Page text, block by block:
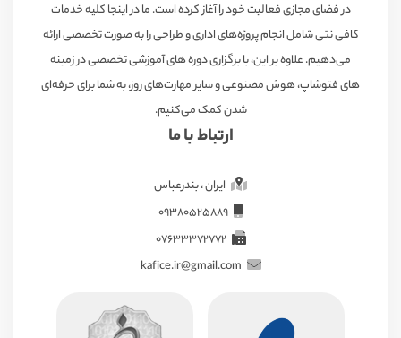
در فضای مجازی فعالیت خود را آغاز کرده است. ما در اینجا کلیه خدمات
کافی نتی شامل انجام پروژه‌های اداری و طراحی را به صورت تخصصی ارائه
می‌دهیم. علاوه بر این، با برگزاری دوره های آموزشی تخصصی در زمینه
های فتوشاپ، هوش مصنوعی و سایر مهارت‌های روز، به شما برای حرفه‌ای
شدن کمک می‌کنیم.
ارتباط با ما
ایران ، بندرعباس
07633372772